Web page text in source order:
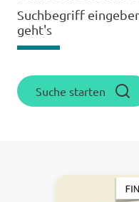
Suchbegriff
geht's
Suche starten